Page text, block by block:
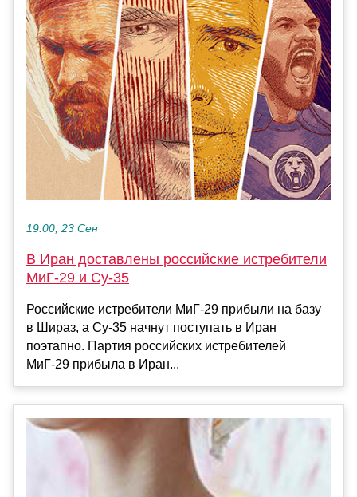
19:00, 23 Сен
В Иран доставлены российские истребители
МиГ-29 и Су-35
Российские истребители МиГ-29 прибыли на базу
в Шираз, а Су-35 начнут поступать в Иран
поэтапно. Партия российских истребителей
МиГ-29 прибыла в Иран...